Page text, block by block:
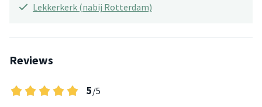
Lekkerkerk (nabij Rotterdam)
Reviews
5/5